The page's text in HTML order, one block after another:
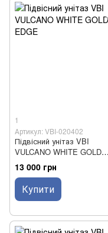
1
Артикул: VBI-020402
Підвісний унітаз VBI
VULCANO WHITE GOLD
EDGE
13 000 грн
Купити